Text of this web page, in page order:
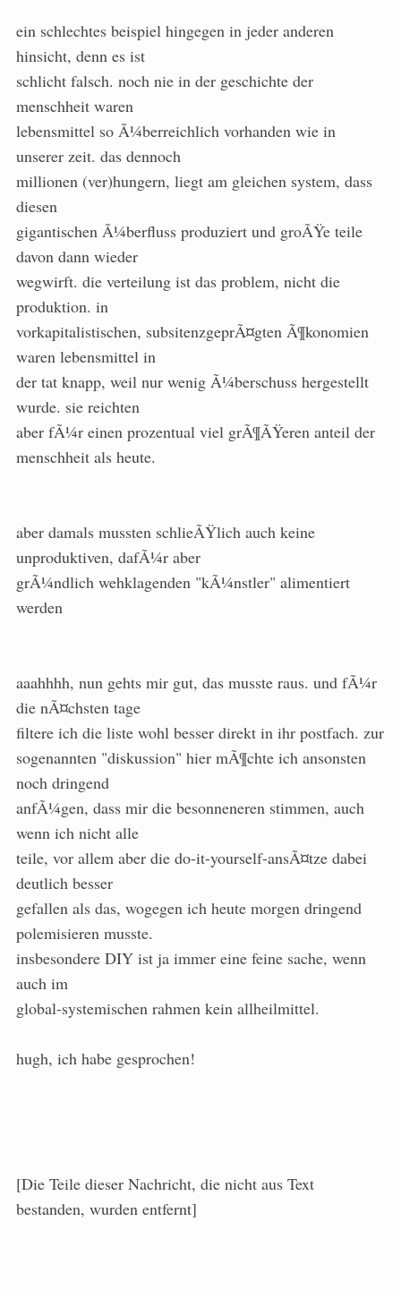
ein schlechtes beispiel hingegen in jeder anderen
hinsicht, denn es ist
schlicht falsch. noch nie in der geschichte der
menschheit waren
lebensmittel so Ã¼berreichlich vorhanden wie in
unserer zeit. das dennoch
millionen (ver)hungern, liegt am gleichen system, dass
diesen
gigantischen Ã¼berfluss produziert und groÃŸe teile
davon dann wieder
wegwirft. die verteilung ist das problem, nicht die
produktion. in
vorkapitalistischen, subsitenzgeprÃ¤gten Ã¶konomien
waren lebensmittel in
der tat knapp, weil nur wenig Ã¼berschuss hergestellt
wurde. sie reichten
aber fÃ¼r einen prozentual viel grÃ¶ÃŸeren anteil der
menschheit als heute.
aber damals mussten schlieÃŸlich auch keine
unproduktiven, dafÃ¼r aber
grÃ¼ndlich wehklagenden "kÃ¼nstler" alimentiert
werden
aaahhhh, nun gehts mir gut, das musste raus. und fÃ¼r
die nÃ¤chsten tage
filtere ich die liste wohl besser direkt in ihr postfach. zur
sogenannten "diskussion" hier mÃ¶chte ich ansonsten
noch dringend
anfÃ¼gen, dass mir die besonneneren stimmen, auch
wenn ich nicht alle
teile, vor allem aber die do-it-yourself-ansÃ¤tze dabei
deutlich besser
gefallen als das, wogegen ich heute morgen dringend
polemisieren musste.
insbesondere DIY ist ja immer eine feine sache, wenn
auch im
global-systemischen rahmen kein allheilmittel.
hugh, ich habe gesprochen!
[Die Teile dieser Nachricht, die nicht aus Text
bestanden, wurden entfernt]